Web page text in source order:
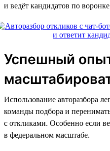
и ведёт кандидатов по воронке
Успешный
Использование авторазбора
команды подбора и
с откликами. Особенно если
в федеральном масштабе.